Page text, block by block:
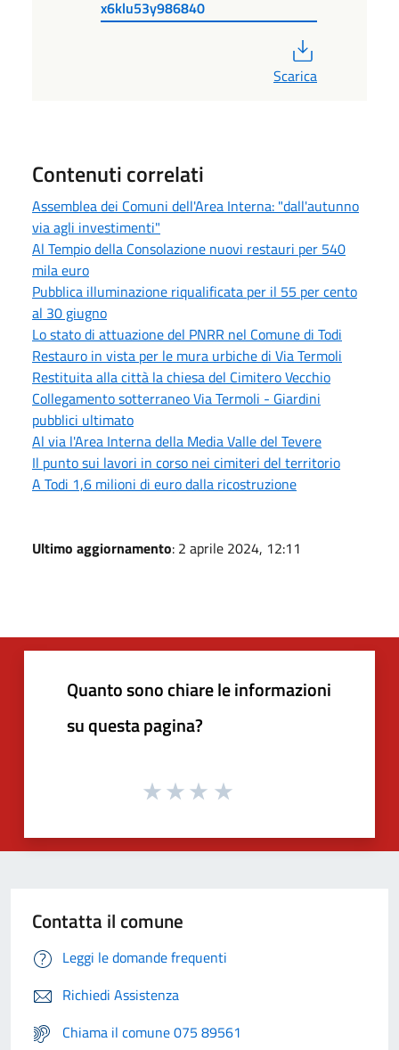
x6klu53y986840
Scarica
Contenuti correlati
Assemblea dei Comuni dell'Area Interna: "dall'autunno
via agli investimenti"
Al Tempio della Consolazione nuovi restauri per 540
mila euro
Pubblica illuminazione riqualificata per il 55 per cento
al 30 giugno
Lo stato di attuazione del PNRR nel Comune di Todi
Restauro in vista per le mura urbiche di Via Termoli
Restituita alla città la chiesa del Cimitero Vecchio
Collegamento sotterraneo Via Termoli - Giardini
pubblici ultimato
Al via l'Area Interna della Media Valle del Tevere
Il punto sui lavori in corso nei cimiteri del territorio
A Todi 1,6 milioni di euro dalla ricostruzione
Ultimo aggiornamento: 2 aprile 2024, 12:11
Quanto sono chiare le informazioni
su questa pagina?
Contatta il comune
Leggi le domande frequenti
Richiedi Assistenza
Chiama il comune 075 89561